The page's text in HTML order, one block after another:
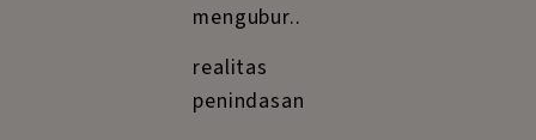
mengubur..
realitas
penindasan